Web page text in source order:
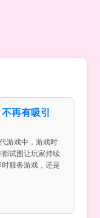
再有吸引
游戏中，游戏时
试图让玩家持续
服务游戏，还是